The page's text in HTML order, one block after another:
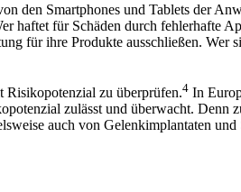
den Smartphones und Tablets der
haftet für Schäden durch fehlerhafte
für ihre Produkte ausschließen. Wer
Risikopotenzial zu überprüfen.4 In
zulässt und überwacht. Denn
auch von Gelenkimplantaten